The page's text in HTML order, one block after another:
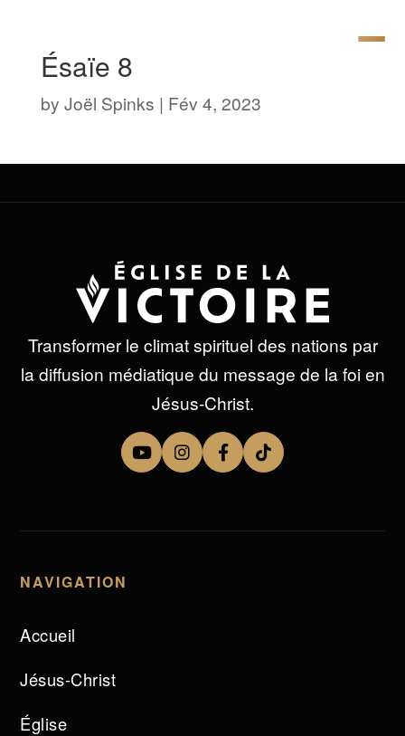
Ésaïe 8
by Joël Spinks | Fév 4, 2023
Transformer le climat spirituel des nations par
la diffusion médiatique du message de la foi en
Jésus-Christ.
NAVIGATION
Accueil
Jésus-Christ
Église